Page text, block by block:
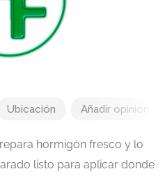
Ubicación Añadir opinión
hormigón fresco y lo
listo para aplicar donde